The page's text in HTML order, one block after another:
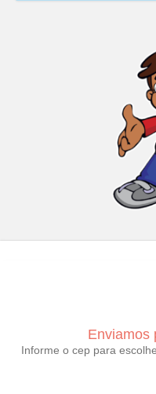
Enviamos
Informe o cep para